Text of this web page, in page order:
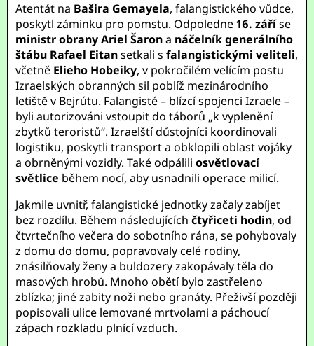
Atentát na Bašira Gemayela, falangistického vůdce,
poskytl záminku pro pomstu. Odpoledne16. záříse
ministr obrany Ariel Šarona náčelník generálního
štábu Rafael Eitansetkali sfalangistickými veliteli,
včetně Elieho Hobeiky, v pokročilém velícím postu
Izraelských obranných sil poblíž mezinárodního
letiště v Bejrútu. Falangisté – blízcí spojenci Izraele –
byli autorizováni vstoupit do táborů „k vyplenění
zbytků teroristů“. Izraelští důstojníci koordinovali
logistiku, poskytli transport a obklopili oblast vojáky
a obrněnými vozidly. Také odpáliliosvětlovací
světlice během nocí, aby usnadnili operace milicí.
Jakmile uvnitř, falangistické jednotky začaly zabíjet
bez rozdílu. Během následujícíchčtyřiceti hodin, od
čtvrtečního večera do sobotního rána, se pohybovaly
z domu do domu, popravovaly celé rodiny,
znásilňovaly ženy a buldozery zakopávaly těla do
masových hrobů. Mnoho obětí bylo zastřeleno
zblízka; jiné zabity noži nebo granáty. Přeživší později
popisovali ulice lemované mrtvolami a páchoucí
zápach rozkladu plnící vzduch.